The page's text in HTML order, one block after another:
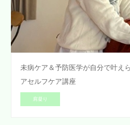
未病ケア＆予防医学が自分で叶え
アセルフケア講座
肩凝り